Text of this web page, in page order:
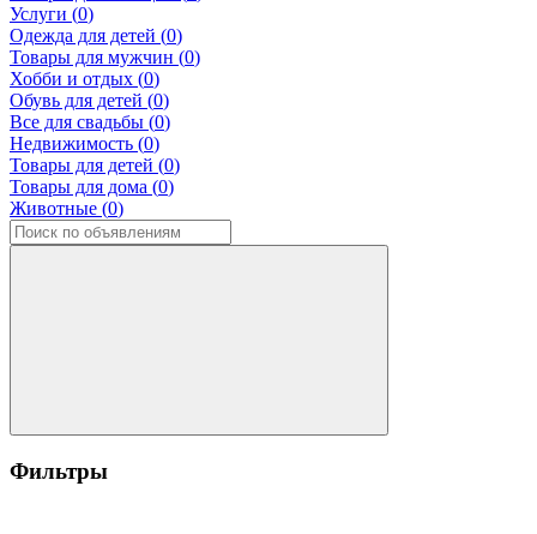
Услуги (0)
Одежда для детей (0)
Товары для мужчин (0)
Хобби и отдых (0)
Обувь для детей (0)
Все для свадьбы (0)
Недвижимость (0)
Товары для детей (0)
Товары для дома (0)
Животные (0)
Фильтры